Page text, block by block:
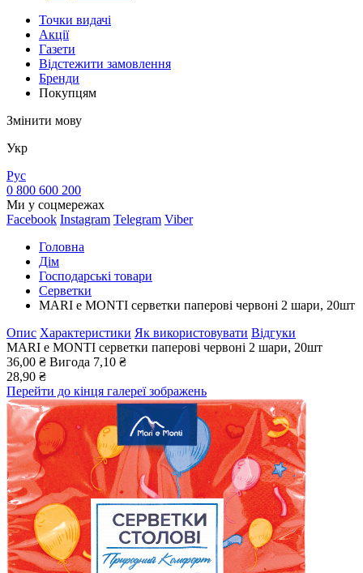
Точки видачi
Акції
Газети
Відстежити замовлення
Бренди
Покупцям
Змінити мову
Укр
Рус
0 800 600 200
Ми у соцмережах
Facebook Instagram Telegram Viber
Головна
Дім
Господарські товари
Серветки
MARI e MONTI серветки паперові червоні 2 шари, 20шт
Опис Характеристики Як використовувати Відгуки
MARI e MONTI серветки паперові червоні 2 шари, 20шт
36,00 ₴ Вигода 7,10 ₴
28,90 ₴
Перейти до кінця галереї зображень